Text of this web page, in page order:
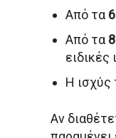
Από τα
Από τα
ειδικές
Η ισχύς
Αν